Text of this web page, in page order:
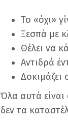
Το «όχι»
Ξεσπά με
Θέλει να
Αντιδρά
Δοκιμάζει
Όλα αυτά
δεν τα